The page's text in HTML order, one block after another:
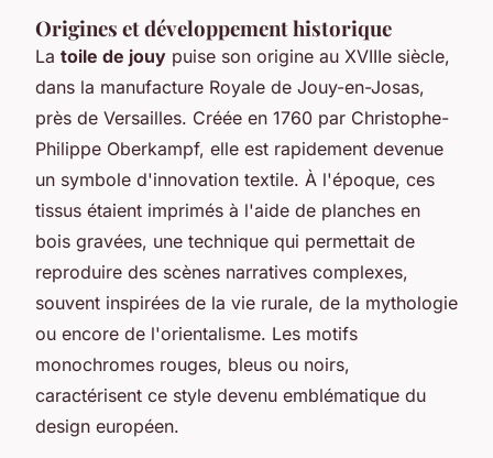
Origines et développement historique
La toile de jouy puise son origine au XVIIIe siècle,
dans la manufacture Royale de Jouy-en-Josas,
près de Versailles. Créée en 1760 par Christophe-
Philippe Oberkampf, elle est rapidement devenue
un symbole d'innovation textile. À l'époque, ces
tissus étaient imprimés à l'aide de planches en
bois gravées, une technique qui permettait de
reproduire des scènes narratives complexes,
souvent inspirées de la vie rurale, de la mythologie
ou encore de l'orientalisme. Les motifs
monochromes rouges, bleus ou noirs,
caractérisent ce style devenu emblématique du
design européen.